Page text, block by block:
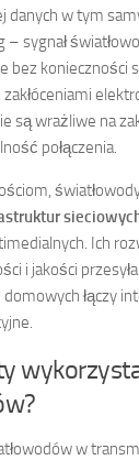
danych w tym
– sygnał
bez konieczności
zakłóceniami
są wrażliwe na
połączenia.
Ich
i jakości
łączy
w